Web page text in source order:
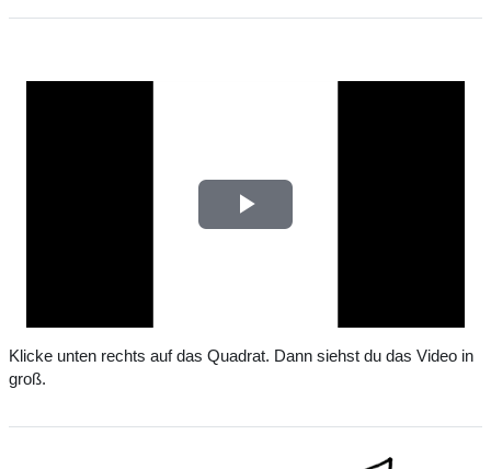
V
o
Klicke unten rechts auf das Quadrat. Dann siehst du das Video in
groß.